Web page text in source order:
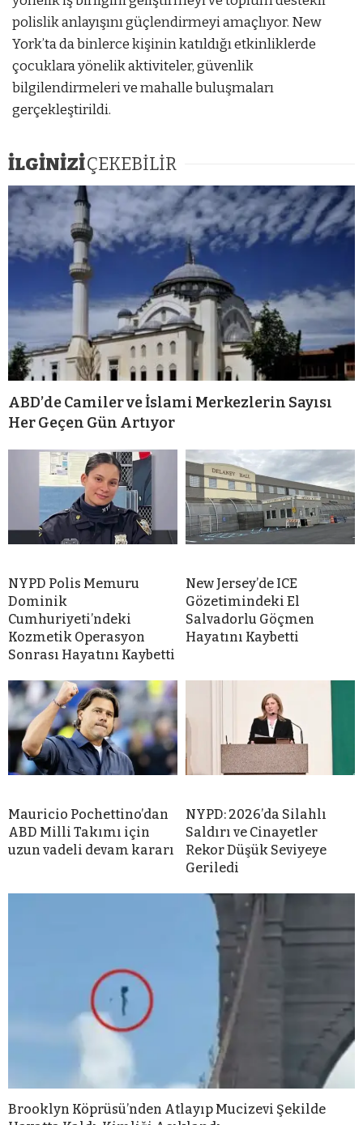
polislik anlayışını güçlendirmeyi amaçlıyor. New
York’ta da binlerce kişinin katıldığı etkinliklerde
çocuklara yönelik aktiviteler, güvenlik
bilgilendirmeleri ve mahalle buluşmaları
gerçekleştirildi.
İLGİNİZİÇEKEBİLİR
ABD’de Camiler ve İslami Merkezlerin Sayısı
Her Geçen Gün Artıyor
NYPD Polis Memuru
Dominik
Cumhuriyeti’ndeki
Kozmetik Operasyon
Sonrası Hayatını Kaybetti
New Jersey’de ICE
Gözetimindeki El
Salvadorlu Göçmen
Hayatını Kaybetti
Mauricio Pochettino’dan
ABD Milli Takımı için
uzun vadeli devam kararı
NYPD: 2026’da Silahlı
Saldırı ve Cinayetler
Rekor Düşük Seviyeye
Geriledi
Brooklyn Köprüsü’nden Atlayıp Mucizevi Şekilde